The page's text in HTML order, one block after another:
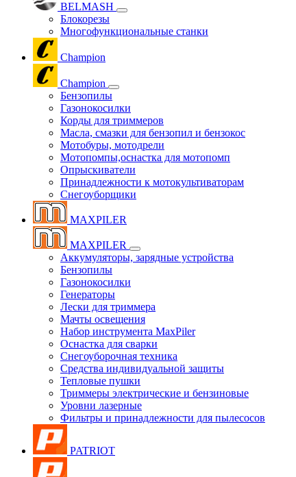
BELMASH
Блокорезы
Многофункциональные станки
Champion
Champion
Бензопилы
Газонокосилки
Корды для триммеров
Масла, смазки для бензопил и бензокос
Мотобуры, мотодрели
Мотопомпы,оснастка для мотопомп
Опрыскиватели
Принадлежности к мотокультиваторам
Снегоуборщики
MAXPILER
MAXPILER
Аккумуляторы, зарядные устройства
Бензопилы
Газонокосилки
Генераторы
Лески для триммера
Мачты освещения
Набор инструмента MaxPiler
Оснастка для сварки
Снегоуборочная техника
Средства индивидуальной защиты
Тепловые пушки
Триммеры электрические и бензиновые
Уровни лазерные
Фильтры и принадлежности для пылесосов
PATRIOT